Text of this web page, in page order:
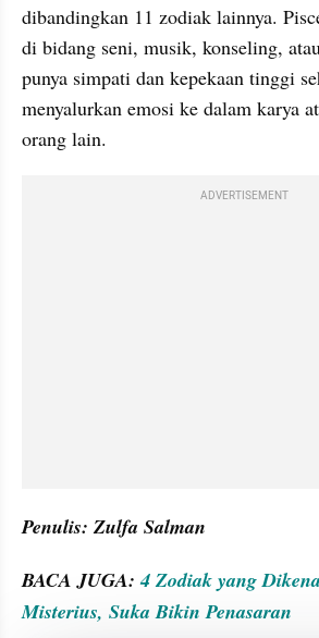
dibandingkan 11 zodiak lainnya.
di bidang seni, musik, konseling,
punya simpati dan kepekaan tinggi
menyalurkan emosi ke dalam karya
orang lain.
ADVERTISEMENT
Penulis: Zulfa Salman
BACA JUGA: 4 Zodiak yang
Misterius, Suka Bikin Penasaran